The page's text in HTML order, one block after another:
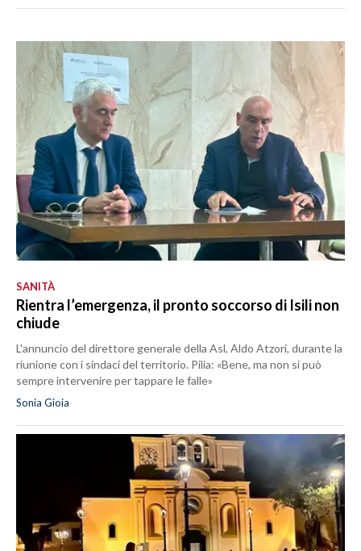
SANITÀ
Rientra l’emergenza, il pronto soccorso di Isili non
chiude
L'annuncio del direttore generale della Asl, Aldo Atzori, durante la
riunione con i sindaci del territorio. Pilia: «Bene, ma non si può
sempre intervenire per tappare le falle»
Sonia Gioia